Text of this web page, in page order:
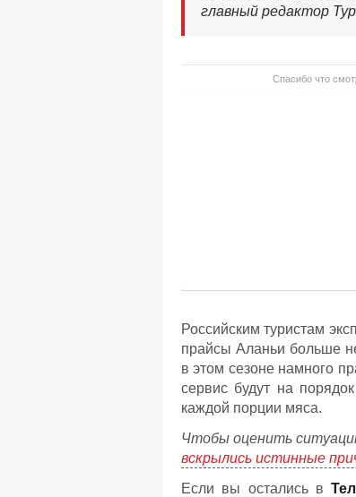
главный редактор
Спасибо что
Российским туристам
прайсы Аланьи больше
в этом сезоне намного
сервис будут на
каждой порции мяса.
Чтобы оценить
вскрылись истинные
Если вы остались в